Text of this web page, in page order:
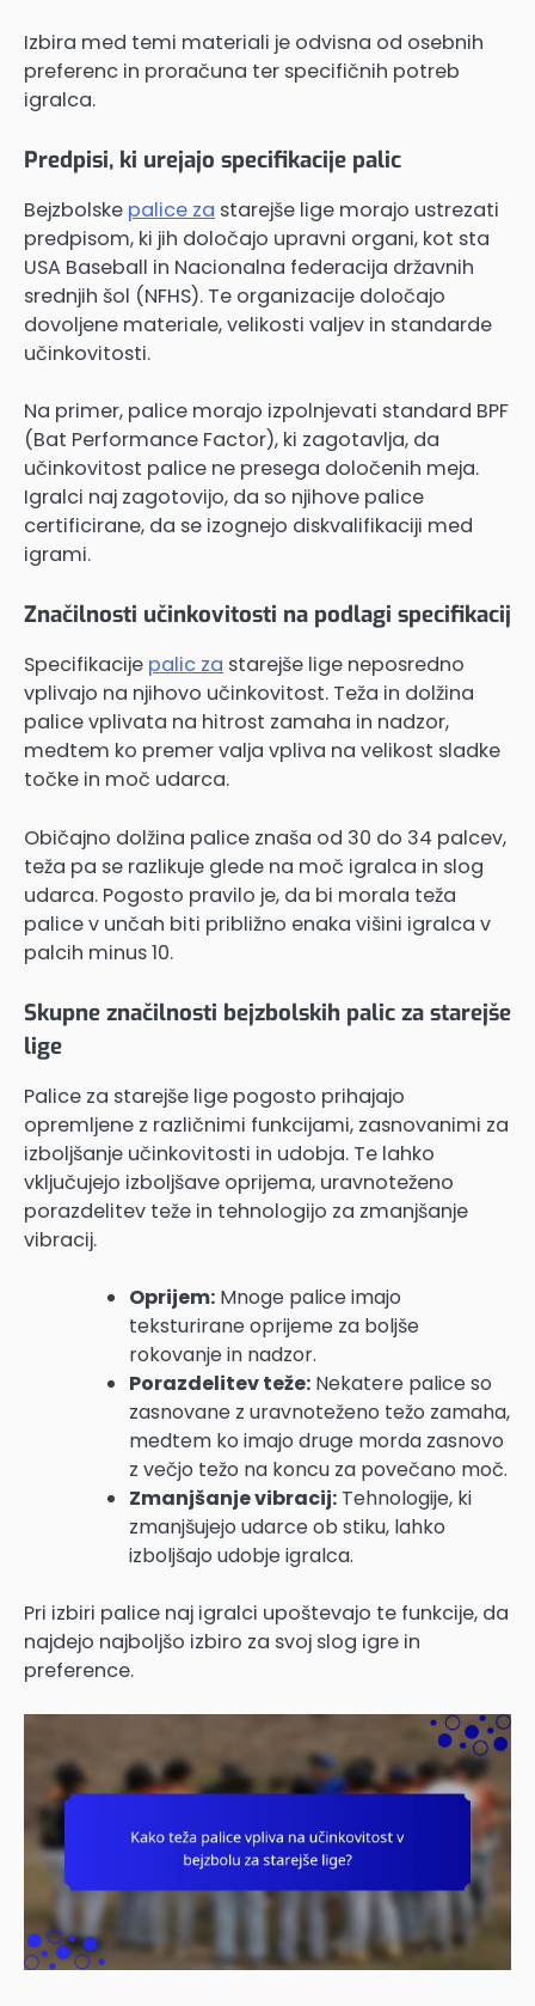
Izbira med temi materiali je odvisna od osebnih
preferenc in proračuna ter specifičnih potreb
igralca.
Predpisi, ki urejajo specifikacije palic
Bejzbolske palice za starejše lige morajo ustrezati
predpisom, ki jih določajo upravni organi, kot sta
USA Baseball in Nacionalna federacija državnih
srednjih šol (NFHS). Te organizacije določajo
dovoljene materiale, velikosti valjev in standarde
učinkovitosti.
Na primer, palice morajo izpolnjevati standard BPF
(Bat Performance Factor), ki zagotavlja, da
učinkovitost palice ne presega določenih meja.
Igralci naj zagotovijo, da so njihove palice
certificirane, da se izognejo diskvalifikaciji med
igrami.
Značilnosti učinkovitosti na podlagi specifikacij
Specifikacije palic za starejše lige neposredno
vplivajo na njihovo učinkovitost. Teža in dolžina
palice vplivata na hitrost zamaha in nadzor,
medtem ko premer valja vpliva na velikost sladke
točke in moč udarca.
Običajno dolžina palice znaša od 30 do 34 palcev,
teža pa se razlikuje glede na moč igralca in slog
udarca. Pogosto pravilo je, da bi morala teža
palice v unčah biti približno enaka višini igralca v
palcih minus 10.
Skupne značilnosti bejzbolskih palic za starejše
lige
Palice za starejše lige pogosto prihajajo
opremljene z različnimi funkcijami, zasnovanimi za
izboljšanje učinkovitosti in udobja. Te lahko
vključujejo izboljšave oprijema, uravnoteženo
porazdelitev teže in tehnologijo za zmanjšanje
vibracij.
Oprijem: Mnoge palice imajo
teksturirane oprijeme za boljše
rokovanje in nadzor.
Porazdelitev teže: Nekatere palice so
zasnovane z uravnoteženo težo zamaha,
medtem ko imajo druge morda zasnovo
z večjo težo na koncu za povečano moč.
Zmanjšanje vibracij: Tehnologije, ki
zmanjšujejo udarce ob stiku, lahko
izboljšajo udobje igralca.
Pri izbiri palice naj igralci upoštevajo te funkcije, da
najdejo najboljšo izbiro za svoj slog igre in
preference.